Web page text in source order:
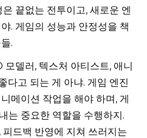
끝없는 전투이고, 새로운 엔
. 게임의 성능과 안정성을 책
.
모델러, 텍스처 아티스트, 애니
다고 되는 게 아냐. 게임 엔진
메이션 작업을 해야 하며, 게
는 중요한 역할을 수행하지.
드백 반영에 지쳐 쓰러지는